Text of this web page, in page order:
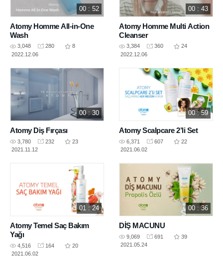
00 : 52
Atomy Homme All-in-One
Wash
3,048 280
8
2022.12.06
00 : 43
Atomy Homme Multi Action
Cleanser
3,384 360
24
2022.12.06
00 : 30
Atomy Diş Fırçası
3,780 232
23
2021.11.12
00 : 59
Atomy Scalpcare 2’li Set
6,371 607
22
2021.06.02
01 : 24
Atomy Temel Saç Bakım
Yağı
4,516 164
20
2021.06.02
00 : 36
DİŞ MACUNU
9,069 691
39
2021.05.24